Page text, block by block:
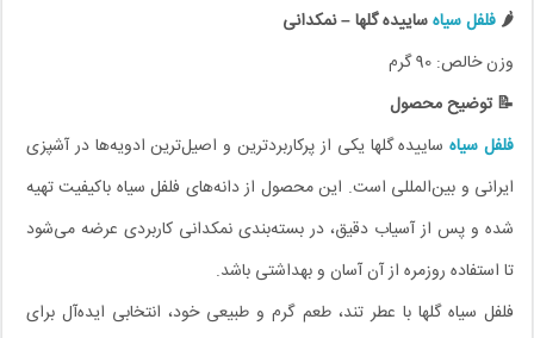
🌶️ فلفل سیاهساییده گلها – نمکدانی
وزن خالص: 90 گرم
📝 توضیح محصول
فلفل سیاهساییده گلها یکی از پرکاربردترین و اصیل‌ترین ادویه‌ها در آشپزی
ایرانی و بین‌المللی است. این محصول از دانه‌های فلفل سیاه باکیفیت تهیه
شده و پس از آسیاب دقیق، در بسته‌بندی نمکدانی کاربردی عرضه می‌شود
تا استفاده روزمره از آن آسان و بهداشتی باشد.
فلفل سیاه گلها با عطر تند، طعم گرم و طبیعی خود، انتخابی ایده‌آل برای